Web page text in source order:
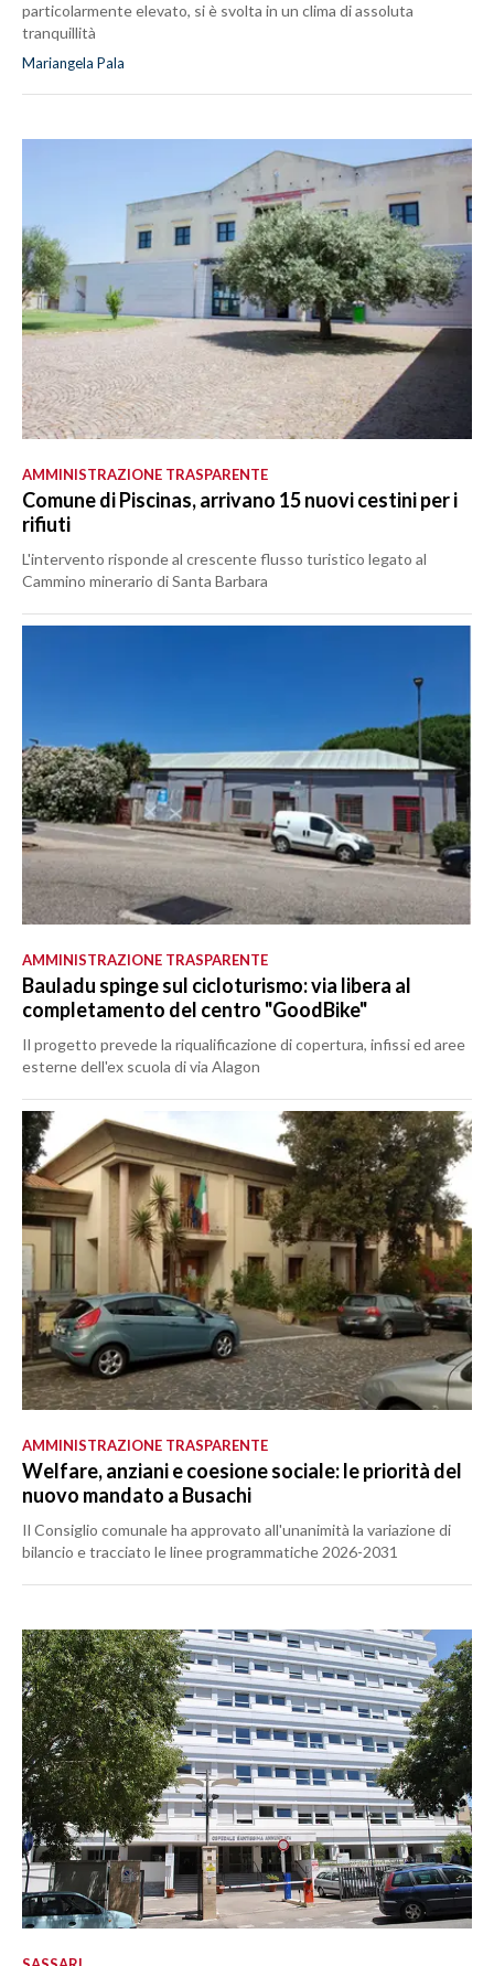
particolarmente elevato, si è svolta in un clima di assoluta
tranquillità
Mariangela Pala
AMMINISTRAZIONE TRASPARENTE
Comune di Piscinas, arrivano 15 nuovi cestini per i
rifiuti
L'intervento risponde al crescente flusso turistico legato al
Cammino minerario di Santa Barbara
AMMINISTRAZIONE TRASPARENTE
Bauladu spinge sul cicloturismo: via libera al
completamento del centro "GoodBike"
Il progetto prevede la riqualificazione di copertura, infissi ed aree
esterne dell'ex scuola di via Alagon
AMMINISTRAZIONE TRASPARENTE
Welfare, anziani e coesione sociale: le priorità del
nuovo mandato a Busachi
Il Consiglio comunale ha approvato all'unanimità la variazione di
bilancio e tracciato le linee programmatiche 2026-2031